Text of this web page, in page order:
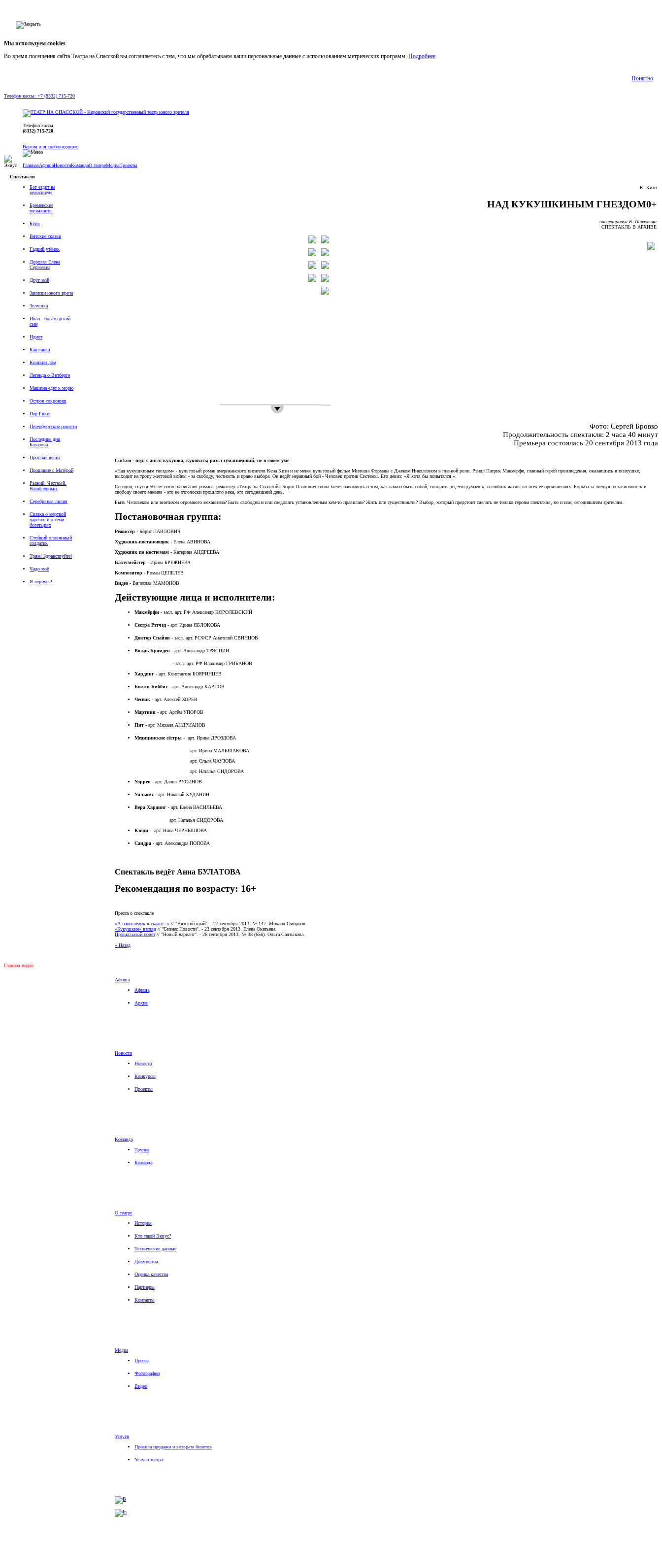
Мы используем cookies
Во время посещения сайта Театра на Спасской вы соглашаетесь с тем, что мы обрабатываем ваши персональные данные с использованием метрических программ. Подробнее.
Понятно
Телефон кассы: +7 (8332) 715-720
Телефон кассы
(8332) 715-720
Версия для слабовидящих
ГлавнаяАфишаНовостиКомандаО театреМедиаПроекты
Спектакли
Бог ездит на
велосипеде
Бременские
музыканты
Буря
Вятские сказки
Гадкий утёнок
Дорогая Елена
Сергеевна
Друг мой
Записки юного врача
Золушка
Иван - богатырский
сын
Идиот
Каштанка
Кошкин дом
Легенда о Витберге
Машина едет к морю
Остров сокровищ
Пер Гюнт
Петербургские повести
Последние дни
Базарова
Простые вещи
Прощание с Матёрой
Рыжий. Честный.
Влюблённый.
Серебряная лилия
Сказка о мёртвой
царевне и о семи
богатырях
Стойкий оловянный
солдатик
Трям! Здравствуйте!
Чадо моё
Я вернусь!..
К. Кизи
НАД КУКУШКИНЫМ ГНЕЗДОМ0+
инсценировка Б. Павловича
СПЕКТАКЛЬ В АРХИВЕ
Фото: Сергей Бровко
Продолжительность спектакля: 2 часа 40 минут
Премьера состоялась 20 сентября 2013 года
Cuckoo - пер. с англ: кукушка, куковать; разг.: сумасшедший, не в своём уме
«Над кукушкиным гнездом» - культовый роман американского писателя Кена Кизи и не менее культовый фильм Милоша Формана с Джеком Николсоном в главной роли. Рэндл Патрик Макмерфи, главный герой произведения, оказавшись в психушке,
выходит на тропу жестокой войны - за свободу, честность и право выбора. Он ведёт неравный бой - Человек против Системы. Его девиз: «Я хотя бы попытался!».
Сегодня, спустя 50 лет после написания романа, режиссёр «Театра на Спасской» Борис Павлович снова хочет напомнить о том, как важно быть собой, говорить то, что думаешь, и любить жизнь во всех её проявлениях. Борьба за личную независимость и
свободу своего мнения - это не отголоски прошлого века, это сегодняшний день.
Быть Человеком или винтиком огромного механизма? Быть свободным или следовать установленным кем-то правилам? Жить или существовать? Выбор, который предстоит сделать не только героям спектакля, но и нам, сегодняшним зрителям.
Постановочная группа:
Режиссёр - Борис ПАВЛОВИЧ
Художник-постановщик - Елена АВИНОВА
Художник по костюмам - Катерина АНДРЕЕВА
Балетмейстер - Ирина БРЕЖНЕВА
Композитор - Роман ЦЕПЕЛЕВ
Видео - Вячеслав МАМОНОВ
Действующие лица и исполнители:
Макмёрфи - засл. арт. РФ Александр КОРОЛЕВСКИЙ
Сестра Рэтчед - арт. Ирина ЯБЛОКОВА
Доктор Спайви - засл. арт. РСФСР Анатолий СВИНЦОВ
Вождь Бромден - арт. Александр ТРЯСЦИН
- засл. арт. РФ Владимир ГРИБАНОВ
Хардинг - арт. Константин БОЯРИНЦЕВ
Билли Биббит - арт. Александр КАРПОВ
Чесвик - арт. Алексей ХОРЕВ
Мартини - арт. Артём УПОРОВ
Пит - арт. Михаил АНДРИАНОВ
Медицинские сёстры - арт. Ирина ДРОЗДОВА
арт. Ирина МАЛЬШАКОВА
арт. Ольга ЧАУЗОВА
арт. Наталья СИДОРОВА
Уоррен - арт. Данил РУСИНОВ
Уильямс - арт. Николай ХУДАНИН
Вера Хардинг - арт. Елена ВАСИЛЬЕВА
арт. Наталья СИДОРОВА
Кэнди - арт. Нина ЧЕРНЫШОВА
Сандра - арт. Александра ПОПОВА
Спектакль ведёт Анна БУЛАТОВА
Рекомендация по возрасту: 16+
Пресса о спектакле
«А напоследок я скажу...» // "Вятский край". - 27 сентября 2013. № 147. Михаил Смирнов.
«Кукушкин» взгляд // "Бизнес Новости". - 23 сентября 2013. Елена Окатьева.
Прощальный полёт// "Новый вариант". - 26 сентября 2013. № 38 (656). Ольга Салтыкова.
« Назад
Главная видео
Афиша
Афиша
Архив
Новости
Новости
Конкурсы
Проекты
Команда
Труппа
Команда
О театре
История
Кто такой Эквус?
Технические данные
Документы
Оценка качества
Партнеры
Контакты
Медиа
Пресса
Фотографии
Видео
Услуги
Правила продажи и возврата билетов
Услуги театра